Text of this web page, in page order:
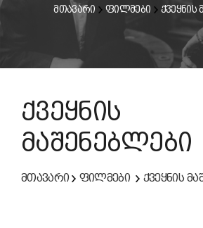
მთავარი ფილმები ქვეყნის
ქვეყნის
მაშენებლები
მთავარი ფილმები ქვეყნის